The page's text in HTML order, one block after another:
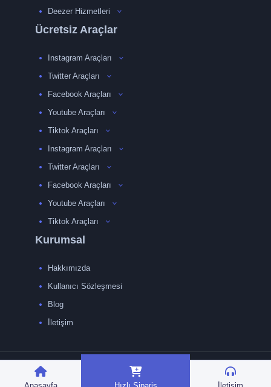
Deezer Hizmetleri
Ücretsiz Araçlar
Instagram Araçları
Twitter Araçları
Facebook Araçları
Youtube Araçları
Tiktok Araçları
Instagram Araçları
Twitter Araçları
Facebook Araçları
Youtube Araçları
Tiktok Araçları
Kurumsal
Hakkımızda
Kullanıcı Sözleşmesi
Blog
İletişim
TRMedya 2026 © Tüm
hakları saklıdır.